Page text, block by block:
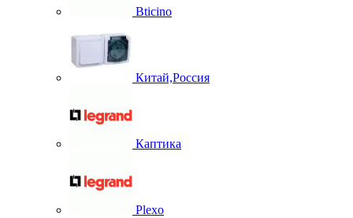
Bticino
Китай,Россия
Каптика
Plexo